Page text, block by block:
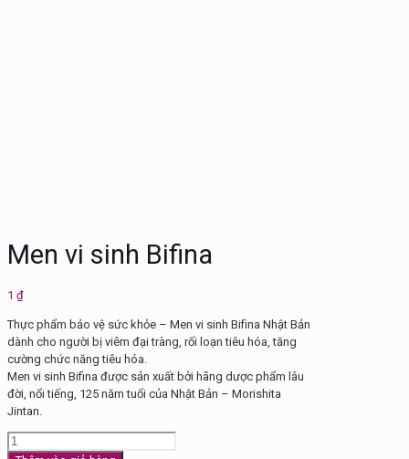
Men vi sinh Bifina
1 ₫
Thực phẩm bảo vệ sức khỏe – Men vi sinh Bifina Nhật Bản
dành cho người bị viêm đại tràng, rối loạn tiêu hóa, tăng
cường chức năng tiêu hóa.
Men vi sinh Bifina được sản xuất bởi hãng dược phẩm lâu
đời, nổi tiếng, 125 năm tuổi của Nhật Bản – Morishita
Jintan.
Men